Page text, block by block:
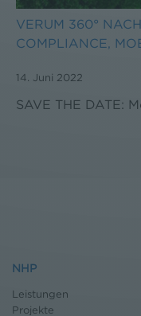
VERUM 360°
COMPLIANCE,
14. Juni 2022
SAVE THE DATE:
NHP
Leistungen
Projekte